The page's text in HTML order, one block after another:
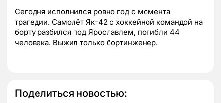
Сегодня исполнился ровно год с момента
трагедии. Самолёт Як-42 с хоккейной командой на
борту разбился под Ярославлем, погибли 44
человека. Выжил только бортинженер.
Поделиться новостью: